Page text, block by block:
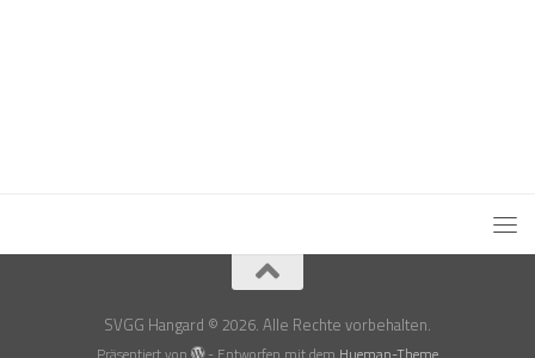
SVGG Hangard © 2026. Alle Rechte vorbehalten.
Präsentiert von - Entworfen mit dem Hueman-Theme